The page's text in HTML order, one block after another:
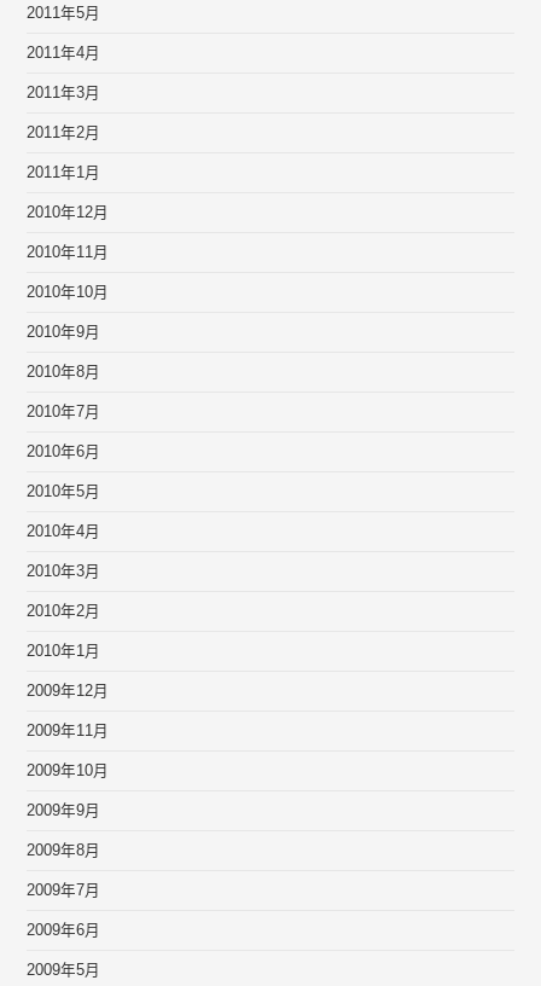
2011年5月
2011年4月
2011年3月
2011年2月
2011年1月
2010年12月
2010年11月
2010年10月
2010年9月
2010年8月
2010年7月
2010年6月
2010年5月
2010年4月
2010年3月
2010年2月
2010年1月
2009年12月
2009年11月
2009年10月
2009年9月
2009年8月
2009年7月
2009年6月
2009年5月